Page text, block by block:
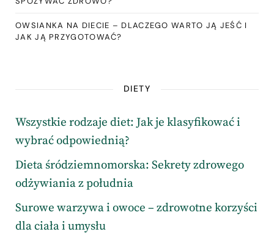
OWSIANKA NA DIECIE – DLACZEGO WARTO JĄ JEŚĆ I
JAK JĄ PRZYGOTOWAĆ?
DIETY
Wszystkie rodzaje diet: Jak je klasyfikować i
wybrać odpowiednią?
Dieta śródziemnomorska: Sekrety zdrowego
odżywiania z południa
Surowe warzywa i owoce – zdrowotne korzyści
dla ciała i umysłu